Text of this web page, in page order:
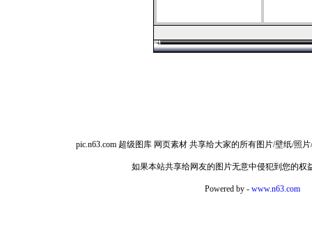
pic.n63.com 超级图库 网页素材 共享给大家的所有图片/壁纸/
如果本站共享给网友的图片无意中侵犯到您的权
Powered by - www.n63.com